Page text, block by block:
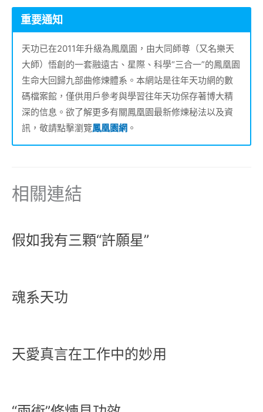
重要通知
天功已在2011年升級為鳳凰園，由大同師尊（又名樂天
大師）悟創的一套融遠古、星際、科學“三合一”的鳳凰園
生命大回歸九部曲修煉體系。本網站是往年天功網的數
碼檔案館，僅供用戶參考與學習往年天功保存著博大精
深的信息。欲了解更多有關鳳凰園最新修煉秘法以及資
訊，敬請點擊瀏覽鳳凰園網 。
相關連結
假如我有三顆“許願星”
魂系天功
天愛真言在工作中的妙用